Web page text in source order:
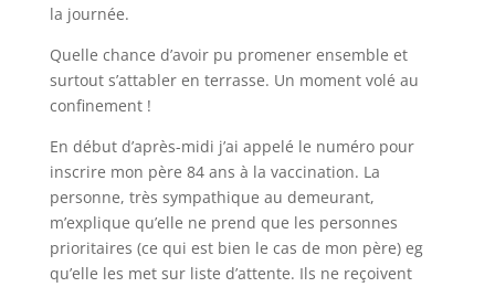
la journée.
Quelle chance d’avoir pu promener ensemble et
surtout s’attabler en terrasse. Un moment volé au
confinement !
En début d’après-midi j’ai appelé le numéro pour
inscrire mon père 84 ans à la vaccination. La
personne, très sympathique au demeurant,
m’explique qu’elle ne prend que les personnes
prioritaires (ce qui est bien le cas de mon père) eg
qu’elle les met sur liste d’attente. Ils ne reçoivent